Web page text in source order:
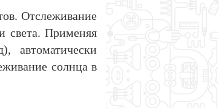
Отслеживание
света. Применяя
автоматически
солнца в